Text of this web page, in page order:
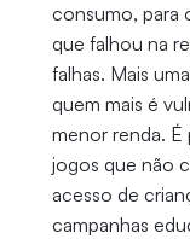
consumo, para
que falhou na
falhas. Mais
quem mais é
menor renda. É
jogos que não
acesso de
campanhas